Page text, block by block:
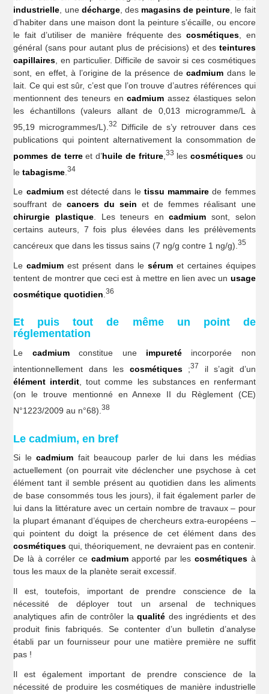
industrielle, une décharge, des magasins de peinture, le fait
d’habiter dans une maison dont la peinture s’écaille, ou encore
le fait d’utiliser de manière fréquente des cosmétiques, en
général (sans pour autant plus de précisions) et des teintures
capillaires, en particulier. Difficile de savoir si ces cosmétiques
sont, en effet, à l’origine de la présence decadmium dans le
lait. Ce qui est sûr, c’est que l’on trouve d’autres références qui
mentionnent des teneurs encadmium assez élastiques selon
les échantillons (valeurs allant de 0,013 microgramme/L à
95,19 microgrammes/L).32
Difficile de s’y retrouver dans ces
publications qui pointent alternativement la consommation de
pommes de terreet d’huile de friture, 33 les cosmétiquesou
letabagisme .34
Le cadmiumest détecté dans le tissu mammaire de femmes
souffrant de cancers du sein et de femmes réalisant une
chirurgie plastique . Les teneurs encadmium sont, selon
certains auteurs, 7 fois plus élevées dans les prélèvements
cancéreux que dans les tissus sains (7 ng/g contre 1 ng/g).35
Lecadmium est présent dans le sérumet certaines équipes
tentent de montrer que ceci est à mettre en lien avec un usage
cosmétique quotidien .36
Et puis tout de même un point de
réglementation
Le cadmiumconstitue une impuretéincorporée non
intentionnellement dans les cosmétiques;37
il s’agit d’un
élément interdit , tout comme les substances en renfermant
(on le trouve mentionné en Annexe II du Règlement (CE)
N°1223/2009 au n°68).38
Le cadmium, en bref
Si lecadmium fait beaucoup parler de lui dans les médias
actuellement (on pourrait vite déclencher une psychose à cet
élément tant il semble présent au quotidien dans les aliments
de base consommés tous les jours), il fait également parler de
lui dans la littérature avec un certain nombre de travaux – pour
la plupart émanant d’équipes de chercheurs extra-européens –
qui pointent du doigt la présence de cet élément dans des
cosmétiques qui, théoriquement, ne devraient pas en contenir.
De là à corréler ce cadmiumapporté par les cosmétiquesà
tous les maux de la planète serait excessif.
Il est, toutefois, important de prendre conscience de la
nécessité de déployer tout un arsenal de techniques
analytiques afin de contrôler laqualité des ingrédients et des
produit finis fabriqués. Se contenter d’un bulletin d’analyse
établi par un fournisseur pour une matière première ne suffit
pas !
Il est également important de prendre conscience de la
nécessité de produire les cosmétiques de manière industrielle